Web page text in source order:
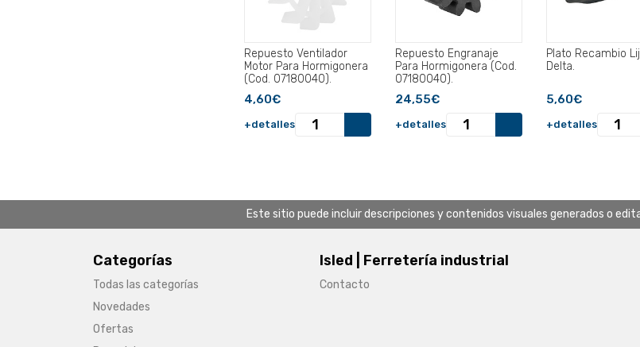
Repuesto Ventilador
Motor Para Hormigonera
(Cod. 07180040).
4,60€
+detalles
Repuesto Engranaje
Para Hormigonera (Cod.
07180040).
24,55€
+detalles
Plato Recambio
Delta.
5,60€
+detalles
Este sitio puede incluir descripciones y contenidos visuales generados o
Categorías
Todas las categorías
Novedades
Ofertas
Isled | Ferretería industrial
Contacto